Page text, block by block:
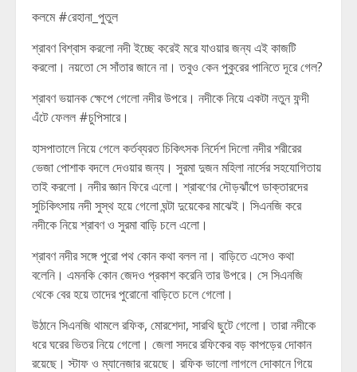
কলমে #রেহানা_পুতুল
শ্রাবণ বিশ্বাস করলো নদী ইচ্ছে করেই মরে যাওয়ার জন্য এই কাজটি
করলো। নয়তো সে সাঁতার জানে না। তবুও কেন পুকুরের পানিতে দূরে গেল?
শ্রাবণ ভয়ানক ক্ষেপে গেলো নদীর উপরে। নদীকে নিয়ে একটা নতুন ফন্দী
এঁটে ফেলল #চুপিসারে।
হাসপাতালে নিয়ে গেলে কর্তব্যরত চিকিৎসক নির্দেশ দিলো নদীর শরীরের
ভেজা পোশাক বদলে দেওয়ার জন্য। সুরমা দুজন মহিলা নার্সের সহযোগিতায়
তাই করলো। নদীর জ্ঞান ফিরে এলো। শ্রাবণের দৌড়ঝাঁপে ডাক্তারদের
সুচিকিৎসায় নদী সুস্থ হয়ে গেলো ঘন্টা দুয়েকের মাঝেই। সিএনজি করে
নদীকে নিয়ে শ্রাবণ ও সুরমা বাড়ি চলে এলো।
শ্রাবণ নদীর সঙ্গে পুরো পথ কোন কথা বলল না। বাড়িতে এসেও কথা
বলেনি। এমনকি কোন জেদও প্রকাশ করেনি তার উপরে। সে সিএনজি
থেকে বের হয়ে তাদের পুরোনো বাড়িতে চলে গেলো।
উঠানে সিএনজি থামলে রফিক, মোরশেদা, সারথি ছুটে গেলো। তারা নদীকে
ধরে ঘরের ভিতর নিয়ে গেলো। জেলা সদরে রফিকের বড় কাপড়ের দোকান
রয়েছে। স্টাফ ও ম্যানেজার রয়েছে। রফিক ভালো লাগলে দোকানে গিয়ে